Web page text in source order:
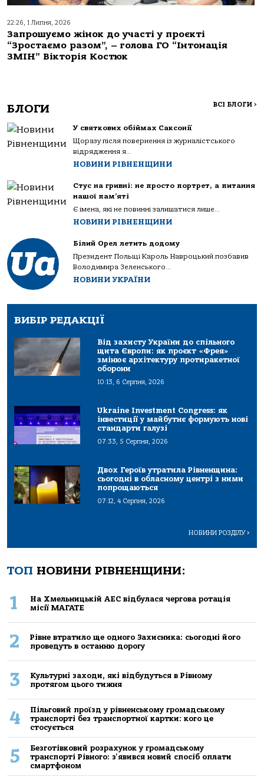
22:26, 1 Липня, 2026
Запрошуємо жінок до участі у проєкті
“Зростаємо разом”, – голова ГО “Інтонація
ЗМІН” Вікторія Костюк
БЛОГИ ВСІ БЛОГИ >
У святкових обіймах Саксонії
Щоразу після повернення із журналістського
відрядження я...
НОВИНИ РІВНЕНЩИНИ
Стус на гривні: не просто портрет, а питання
нашої пам’яті
Є імена, які не повинні залишатися лише...
НОВИНИ РІВНЕНЩИНИ
Білий Орел летить додому
Президент Польщі Кароль Навроцький позбавив
Володимира Зеленського...
НОВИНИ УКРАЇНИ
ВИБІР РЕДАКЦІЇ
Від захисту України до спільного
щита Європи: як проєкт «Фрея»
змінює архітектуру протиракетної
оборони
10:13, 6 Серпня, 2026
Ukraine Investment Congress: як
інвестиції у майбутнє формують нові
стандарти галузі
07:33, 5 Серпня, 2026
Двох Героїв утратила Рівненщина:
сьогодні в обласному центрі з ними
попрощаються
07:12, 4 Серпня, 2026
НОВИНИ РОЗДІЛУ>
ТОП НОВИНИ РІВНЕНЩИНИ:
1
На Хмельницькій АЕС відбулася чергова ротація
місії МАГАТЕ
2
Рівне втратило ще одного Захисника: сьогодні його
проведуть в останню дорогу
3
Культурні заходи, які відбудуться в Рівному
протягом цього тижня
4
Пільговий проїзд у рівненському громадському
транспорті без транспортної картки: кого це
стосується
5
Безготівковий розрахунок у громадському
транспорті Рівного: з'явився новий спосіб оплати
смартфоном